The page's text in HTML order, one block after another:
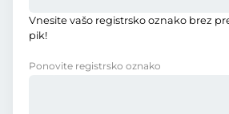
Vnesite vašo registrsko oznako brez
pik!
Ponovite registrsko oznako